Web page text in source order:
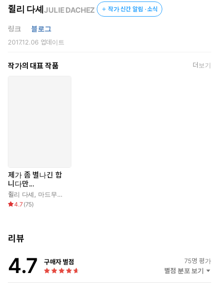
쥘리 다셰JULIE DACHEZ 작가 신간 알림 · 소식
링크 블로그
2017.12.06 업데이트
작가의 대표 작품 더보기
제가 좀 별나긴 합
니다만...
쥘리 다셰, 마드무아젤 카롤린
4.7 (75)
리뷰
4.7 구매자 별점 75명 평가
별점 분포 보기